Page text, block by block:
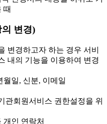
때
변경)
변경하고자 하는 경우 서비
내의 기능을 이용하여 변경
일, 신분, 이메일
관회원서비스 권한설정을 위
인 연락처